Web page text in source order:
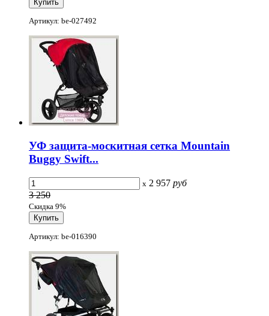
Артикул: be-027492
УФ защита-москитная сетка Mountain
Buggy Swift...
x 2 957 руб
3 250
Скидка 9%
Артикул: be-016390